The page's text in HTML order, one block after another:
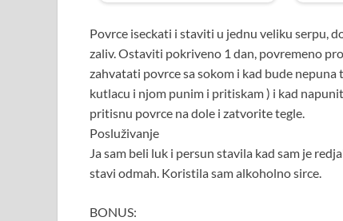
Povrce iseckati i staviti u jednu veliku serpu,
zaliv. Ostaviti pokriveno 1 dan, povremeno
zahvatati povrce sa sokom i kad bude
kutlacu i njom punim i pritiskam ) i kad
pritisnu povrce na dole i zatvorite tegle.
Posluživanje
Ja sam beli luk i persun stavila kad sam je
stavi odmah. Koristila sam alkoholno sirce.
BONUS: